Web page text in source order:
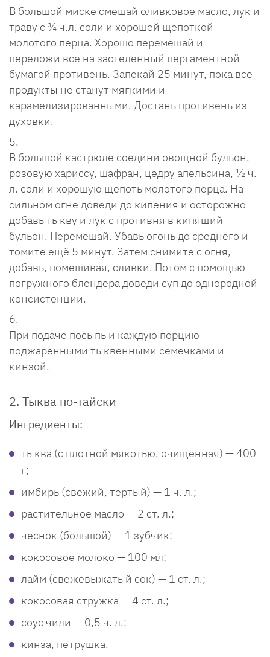
В большой миске смешай оливковое масло, лук и
траву с ¾ ч.л. соли и хорошей щепоткой
молотого перца. Хорошо перемешай и
переложи все на застеленный пергаментной
бумагой противень. Запекай 25 минут, пока все
продукты не станут мягкими и
карамелизированными. Достань противень из
духовки.
В большой кастрюле соедини овощной бульон,
розовую хариссу, шафран, цедру апельсина, ½ ч.
л. соли и хорошую щепоть молотого перца. На
сильном огне доведи до кипения и осторожно
добавь тыкву и лук с противня в кипящий
бульон. Перемешай. Убавь огонь до среднего и
томите ещё 5 минут. Затем снимите с огня,
добавь, помешивая, сливки. Потом с помощью
погружного блендера доведи суп до однородной
консистенции.
При подаче посыпь и каждую порцию
поджаренными тыквенными семечками и
кинзой.
2. Тыква по-тайски
Ингредиенты:
тыква (с плотной мякотью, очищенная) — 400
г;
имбирь (свежий, тертый) — 1 ч. л.;
растительное масло — 2 ст. л.;
чеснок (большой) — 1 зубчик;
кокосовое молоко — 100 мл;
лайм (свежевыжатый сок) — 1 ст. л.;
кокосовая стружка — 4 ст. л.;
соус чили — 0,5 ч. л.;
кинза, петрушка.